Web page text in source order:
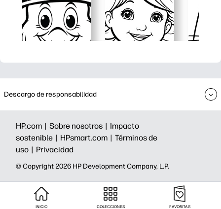
Descargo de responsabilidad
HP.com | Sobre nosotros | Impacto
sostenible | HPsmart.com | Términos de
uso | Privacidad
©️ Copyright 2026 HP Development Company, L.P.
INICIO COLECCIONES FAVORITAS